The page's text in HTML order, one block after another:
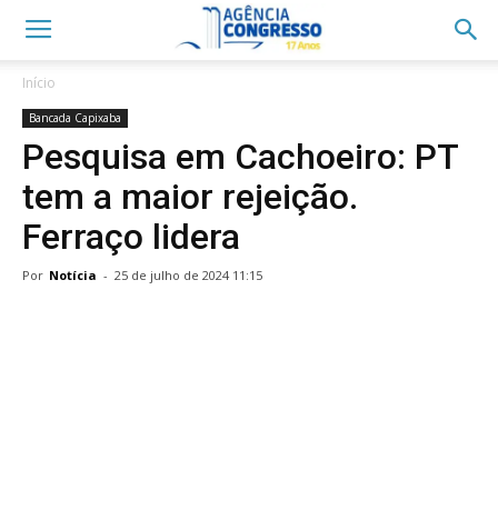
Início
Bancada Capixaba
Pesquisa em Cachoeiro: PT
tem a maior rejeição.
Ferraço lidera
Por Notícia - 25 de julho de 2024 11:15